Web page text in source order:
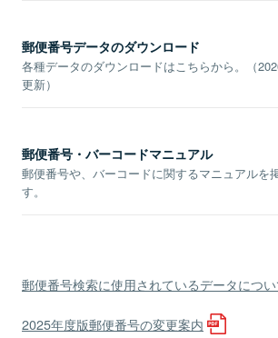
郵便番号データのダウンロード
各種データのダウンロードはこちらから。（
更新）
郵便番号・バーコードマニュアル
郵便番号や、バーコードに関するマニュアルを
す。
郵便番号検索に使用されているデータについ
2025年度版郵便番号の変更案内